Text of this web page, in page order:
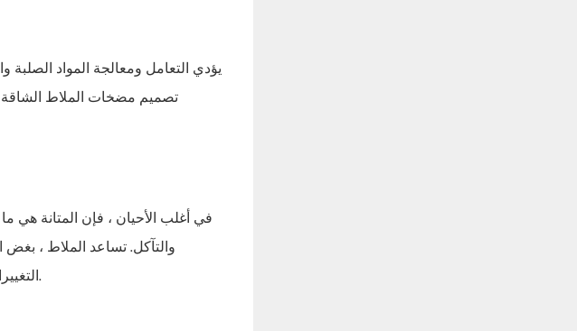
يؤدي التعامل ومعالجة المواد الصلبة
تصميم مضخات الملاط الشاقة
في أغلب الأحيان ، فإن المتانة هي
والتآكل. تساعد الملاط ، بغض
التغييرات ، لا تلبس الآلات بنفس القدر ، ولا يتعين عليك شراء بدائل في كثير من الأحيان ، وتجنب الإنفاق الإضافي.